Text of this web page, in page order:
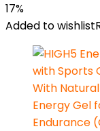
17%
Added to wishlist